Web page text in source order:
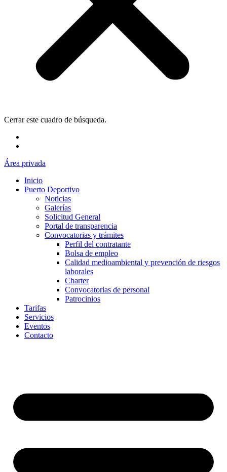
Cerrar este cuadro de búsqueda.
Área privada
Inicio
Puerto Deportivo
Noticias
Galerías
Solicitud General
Portal de transparencia
Convocatorias y trámites
Perfil del contratante
Bolsa de empleo
Calidad medioambiental y prevención de riesgos
laborales
Charter
Convocatorias de personal
Patrocinios
Tarifas
Servicios
Eventos
Contacto